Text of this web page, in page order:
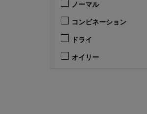
ノーマル
コンビネーション
ドライ
オイリー